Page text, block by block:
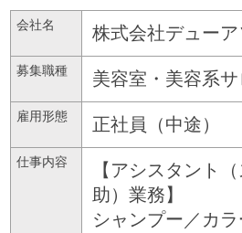
会社名 株式会社デュー
募集職種 美容室・美容系サ
雇用形態 正社員（中途）
仕事内容
【アシスタント
助）業務】
シャンプー／カ